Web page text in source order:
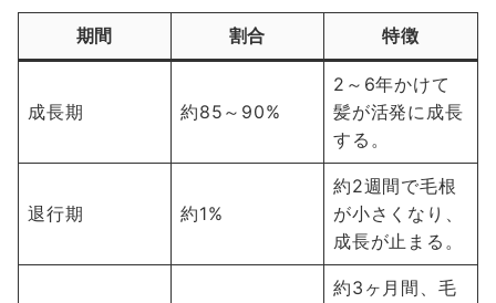
期間 割合 特徴
成長期 約85～90%
2～6年かけて
髪が活発に成長
する。
退行期 約1%
約2週間で毛根
が小さくなり、
成長が止まる。
約3ヶ月間、毛